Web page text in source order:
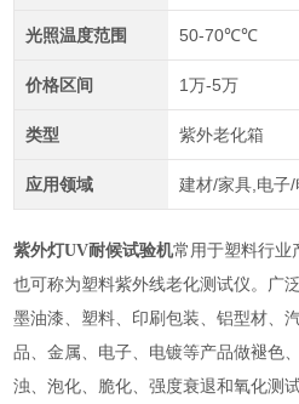
光照温度范围 50-70℃℃
价格区间 1万-5万
类型 紫外老化箱
应用领域 建材/家具,电子
紫外灯UV耐候试验机常用于塑料行业
也可称为塑料紫外线老化测试仪。广
墨油漆、塑料、印刷包装、铝型材、
品、金属、电子、电镀等产品做褪色
浊、泡化、脆化、强度衰退和氧化测试